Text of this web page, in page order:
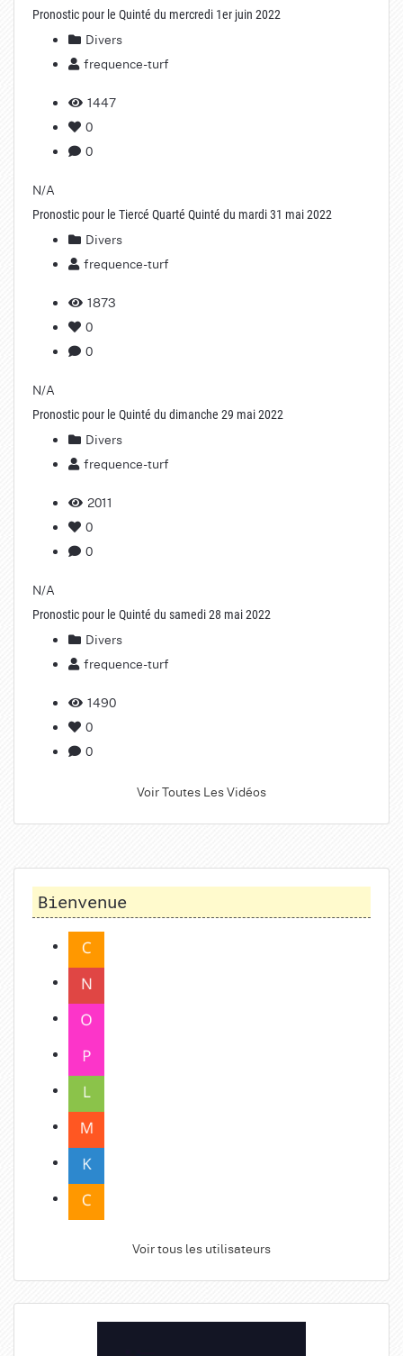
Pronostic pour le Quinté du mercredi 1er juin 2022
Divers
frequence-turf
1447
0
0
N/A
Pronostic pour le Tiercé Quarté Quinté du mardi 31 mai 2022
Divers
frequence-turf
1873
0
0
N/A
Pronostic pour le Quinté du dimanche 29 mai 2022
Divers
frequence-turf
2011
0
0
N/A
Pronostic pour le Quinté du samedi 28 mai 2022
Divers
frequence-turf
1490
0
0
Voir Toutes Les Vidéos
Bienvenue
Voir tous les utilisateurs